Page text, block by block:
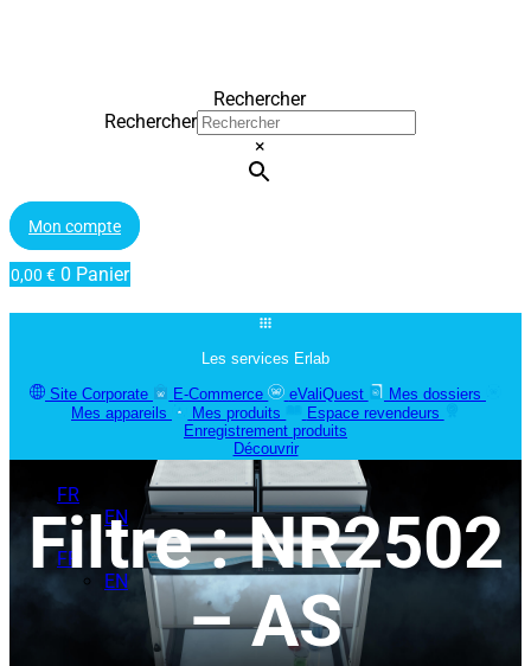
Rechercher
Rechercher
×
Mon compte
0,00 € 0 Panier
Les services Erlab
Site Corporate
E-Commerce eValiQuest
Mes dossiers
Mes appareils
Mes produits
Espace revendeurs
Enregistrement produits
Découvrir
FR
EN
FR
EN
Filtre : NR2502
– AS